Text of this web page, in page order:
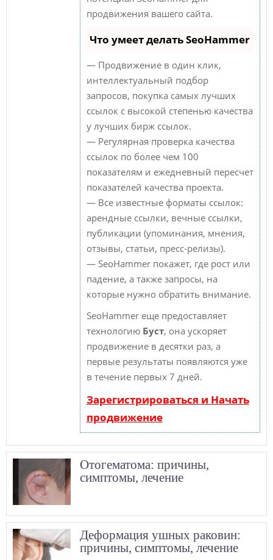
продвижения вашего сайта.
Что умеет делать SeoHammer
— Продвижение в один клик,
интеллектуальный подбор
запросов, покупка самых лучших
ссылок с высокой степенью качества
у лучших бирж ссылок.
— Регулярная проверка качества
ссылок по более чем 100
показателям и ежедневный пересчет
показателей качества проекта.
— Все известные форматы ссылок:
арендные ссылки, вечные ссылки,
публикации (упоминания, мнения,
отзывы, статьи, пресс-релизы).
— SeoHammer покажет, где рост или
падение, а также запросы, на
которые нужно обратить внимание.
SeoHammer еще предоставляет
технологию Буст, она ускоряет
продвижение в десятки раз, а
первые результаты появляются уже
в течение первых 7 дней.
Зарегистрироваться и Начать
продвижение
Отогематома: причины,
симптомы, лечение
Деформация ушных раковин:
причины, симптомы, лечение